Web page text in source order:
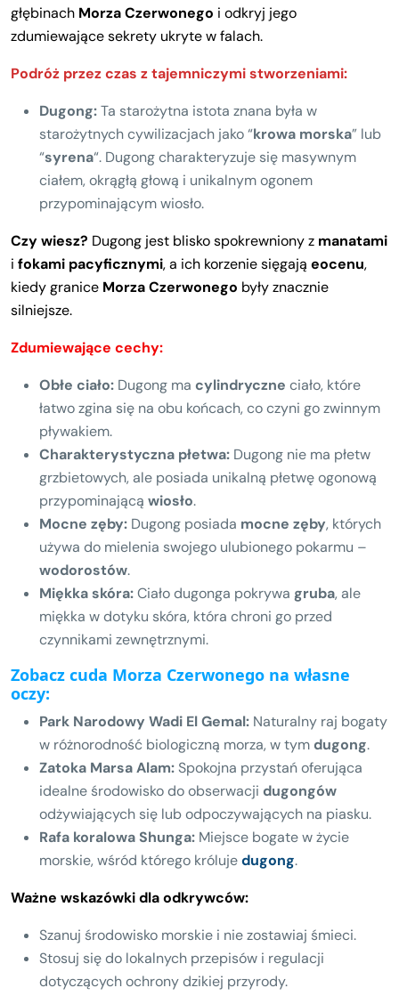
głębinach Morza Czerwonego i odkryj jego
zdumiewające sekrety ukryte w falach.
Podróż przez czas z tajemniczymi stworzeniami:
Dugong:Ta starożytna istota znana była w
starożytnych cywilizacjach jako “krowa morska” lub
“syrena“. Dugong charakteryzuje się masywnym
ciałem, okrągłą głową i unikalnym ogonem
przypominającym wiosło.
Czy wiesz? Dugong jest blisko spokrewniony z manatami
i fokami pacyficznymi, a ich korzenie sięgają eocenu,
kiedy granice Morza Czerwonego były znacznie
silniejsze.
Zdumiewające cechy:
Obłe ciało: Dugong ma cylindryczne ciało, które
łatwo zgina się na obu końcach, co czyni go zwinnym
pływakiem.
Charakterystyczna płetwa: Dugong nie ma płetw
grzbietowych, ale posiada unikalną płetwę ogonową
przypominającą wiosło.
Mocne zęby: Dugong posiada mocne zęby, których
używa do mielenia swojego ulubionego pokarmu –
wodorostów.
Miękka skóra:Ciało dugonga pokrywa gruba, ale
miękka w dotyku skóra, która chroni go przed
czynnikami zewnętrznymi.
Zobacz cuda Morza Czerwonego na własne
oczy:
Park Narodowy Wadi El Gemal: Naturalny raj bogaty
w różnorodność biologiczną morza, w tym dugong.
Zatoka Marsa Alam:Spokojna przystań oferująca
idealne środowisko do obserwacji dugongów
odżywiających się lub odpoczywających na piasku.
Rafa koralowa Shunga: Miejsce bogate w życie
morskie, wśród którego królujedugong.
Ważne wskazówki dla odkrywców:
Szanuj środowisko morskie i nie zostawiaj śmieci.
Stosuj się do lokalnych przepisów i regulacji
dotyczących ochrony dzikiej przyrody.